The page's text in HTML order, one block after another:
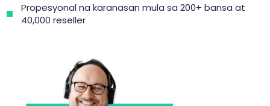
Propesyonal na karanasan mula sa 200+ bansa at
40,000 reseller